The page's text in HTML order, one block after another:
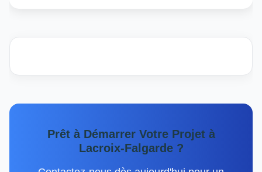
Prêt à Démarrer Votre Projet à
Lacroix-Falgarde ?